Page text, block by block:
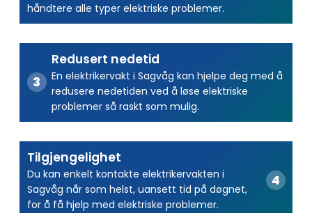
håndtere alle typer elektriske problemer.
Redusert nedetid
En elektrikervakt i Sagvåg kan hjelpe deg med å
redusere nedetiden ved å løse elektriske
problemer så raskt som mulig.
Tilgjengelighet
Du kan enkelt kontakte elektrikervakten i
Sagvåg når som helst, uansett tid på døgnet,
for å få hjelp med elektriske problemer.